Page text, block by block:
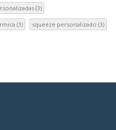
(3)
(3) squeeze personalizado (3)